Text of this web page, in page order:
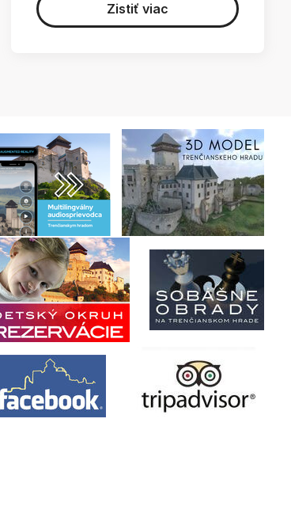
Zistiť viac